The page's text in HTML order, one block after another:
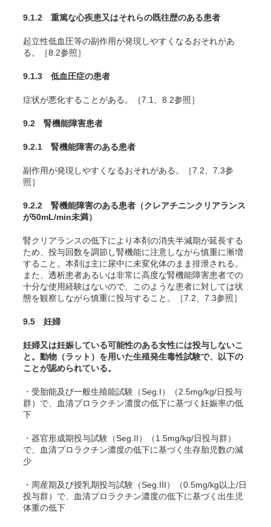
9.1.2 重篤な心疾患又はそれらの既往歴のある患者
起立性低血圧等の副作用が発現しやすくなるおそれがあ
る。［8.2参照］
9.1.3 低血圧症の患者
症状が悪化することがある。［7.1、8.2参照］
9.2 腎機能障害患者
9.2.1 腎機能障害のある患者
副作用が発現しやすくなるおそれがある。［7.2、7.3参
照］
9.2.2 腎機能障害のある患者（クレアチニンクリアランス
が50mL/min未満）
腎クリアランスの低下により本剤の消失半減期が延長する
ため、投与回数を調節し腎機能に注意しながら慎重に漸増
すること。本剤は主に尿中に未変化体のまま排泄される。
また、透析患者あるいは非常に高度な腎機能障害患者での
十分な使用経験はないので、このような患者に対しては状
態を観察しながら慎重に投与すること。［7.2、7.3参照］
9.5 妊婦
妊婦又は妊娠している可能性のある女性には投与しないこ
と。動物（ラット）を用いた生殖発生毒性試験で、以下の
ことが認められている。
・受胎能及び一般生殖能試験（Seg.I）（2.5mg/kg/日投与
群）で、血清プロラクチン濃度の低下に基づく妊娠率の低
下
・器官形成期投与試験（Seg.II）（1.5mg/kg/日投与群）
で、血清プロラクチン濃度の低下に基づく生存胎児数の減
少
・周産期及び授乳期投与試験（Seg.III）（0.5mg/kg以上/日
投与群）で、血清プロラクチン濃度の低下に基づく出生児
体重の低下